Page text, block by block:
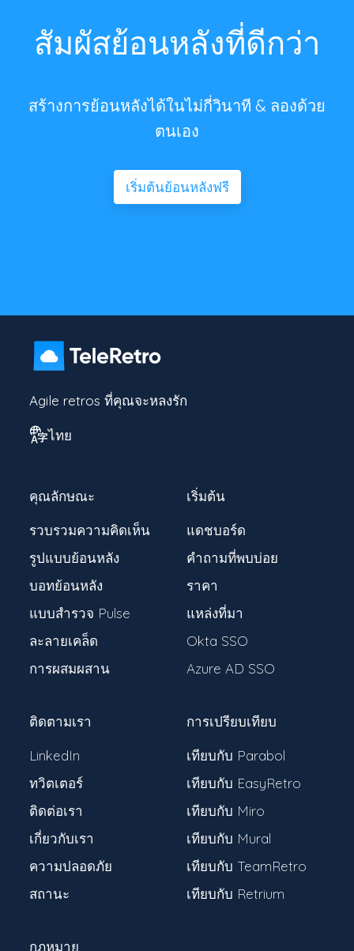
สัมผัสย้อนหลังที่ดีกว่า
สร้างการย้อนหลังได้ในไม่กี่วินาที & ลองด้วย
ตนเอง
เริ่มต้นย้อนหลังฟรี
Agile retros ที่คุณจะหลงรัก
ไทย
คุณลักษณะ
รวบรวมความคิดเห็น
รูปแบบย้อนหลัง
บอทย้อนหลัง
แบบสำรวจ Pulse
ละลายเคล็ด
การผสมผสาน
เริ่มต้น
แดชบอร์ด
คำถามที่พบบ่อย
ราคา
แหล่งที่มา
Okta SSO
Azure AD SSO
ติดตามเรา
LinkedIn
ทวิตเตอร์
ติดต่อเรา
เกี่ยวกับเรา
ความปลอดภัย
สถานะ
การเปรียบเทียบ
เทียบกับ Parabol
เทียบกับ EasyRetro
เทียบกับ Miro
เทียบกับ Mural
เทียบกับ TeamRetro
เทียบกับ Retrium
กฎหมาย